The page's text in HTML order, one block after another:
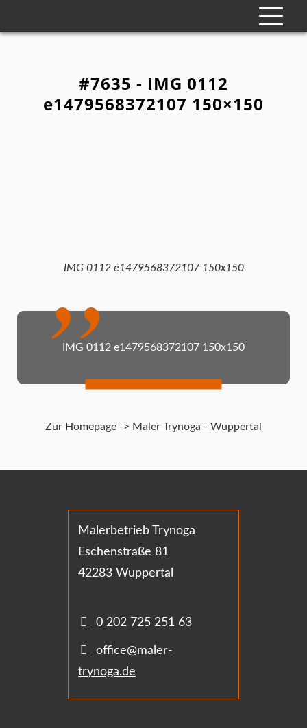
#7635 - IMG 0112
e1479568372107 150×150
IMG 0112 e1479568372107 150x150
IMG 0112 e1479568372107 150x150
Zur Homepage -> Maler Trynoga - Wuppertal
Malerbetrieb Trynoga
Eschenstraße 81
42283 Wuppertal
0 202 725 251 63
office@maler-
trynoga.de